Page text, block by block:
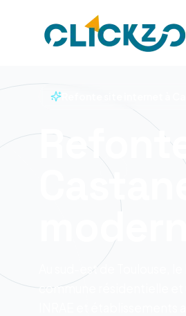
Au sud-est de Toulouse,
commune résidentielle et
INRAE et établissements